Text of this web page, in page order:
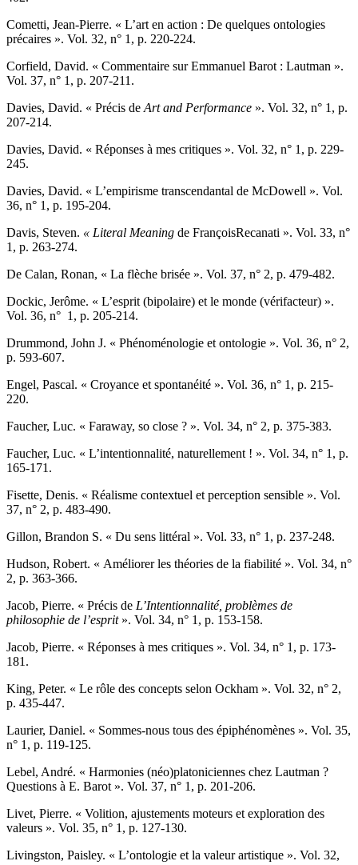
Cometti, Jean-Pierre. « L’art en action : De quelques ontologies
précaires ». Vol. 32, n° 1, p. 220-224.
Corfield, David. « Commentaire sur Emmanuel Barot : Lautman ».
Vol. 37, n° 1, p. 207-211.
Davies, David. « Précis de Art and Performance ». Vol. 32, n° 1, p.
207-214.
Davies, David. « Réponses à mes critiques ». Vol. 32, n° 1, p. 229-
245.
Davies, David. « L’empirisme transcendantal de McDowell ». Vol.
36, n° 1, p. 195-204.
Davis, Steven. « Literal Meaning de FrançoisRecanati ». Vol. 33, n°
1, p. 263-274.
De Calan, Ronan, « La flèche brisée ». Vol. 37, n° 2, p. 479-482.
Dockic, Jerôme. « L’esprit (bipolaire) et le monde (vérifacteur) ».
Vol. 36, n° 1, p. 205-214.
Drummond, John J. « Phénoménologie et ontologie ». Vol. 36, n° 2,
p. 593-607.
Engel, Pascal. « Croyance et spontanéité ». Vol. 36, n° 1, p. 215-
220.
Faucher, Luc. « Faraway, so close ? ». Vol. 34, n° 2, p. 375-383.
Faucher, Luc. « L’intentionnalité, naturellement ! ». Vol. 34, n° 1, p.
165-171.
Fisette, Denis. « Réalisme contextuel et perception sensible ». Vol.
37, n° 2, p. 483-490.
Gillon, Brandon S. « Du sens littéral ». Vol. 33, n° 1, p. 237-248.
Hudson, Robert. « Améliorer les théories de la fiabilité ». Vol. 34, n°
2, p. 363-366.
Jacob, Pierre. « Précis de L’Intentionnalité, problèmes de
philosophie de l’esprit». Vol. 34, n° 1, p. 153-158.
Jacob, Pierre. « Réponses à mes critiques ». Vol. 34, n° 1, p. 173-
181.
King, Peter. « Le rôle des concepts selon Ockham ». Vol. 32, n° 2,
p. 435-447.
Laurier, Daniel. « Sommes-nous tous des épiphénomènes ». Vol. 35,
n° 1, p. 119-125.
Lebel, André. « Harmonies (néo)platoniciennes chez Lautman ?
Questions à E. Barot ». Vol. 37, n° 1, p. 201-206.
Livet, Pierre. « Volition, ajustements moteurs et exploration des
valeurs ». Vol. 35, n° 1, p. 127-130.
Livingston, Paisley. « L’ontologie et la valeur artistique ». Vol. 32,